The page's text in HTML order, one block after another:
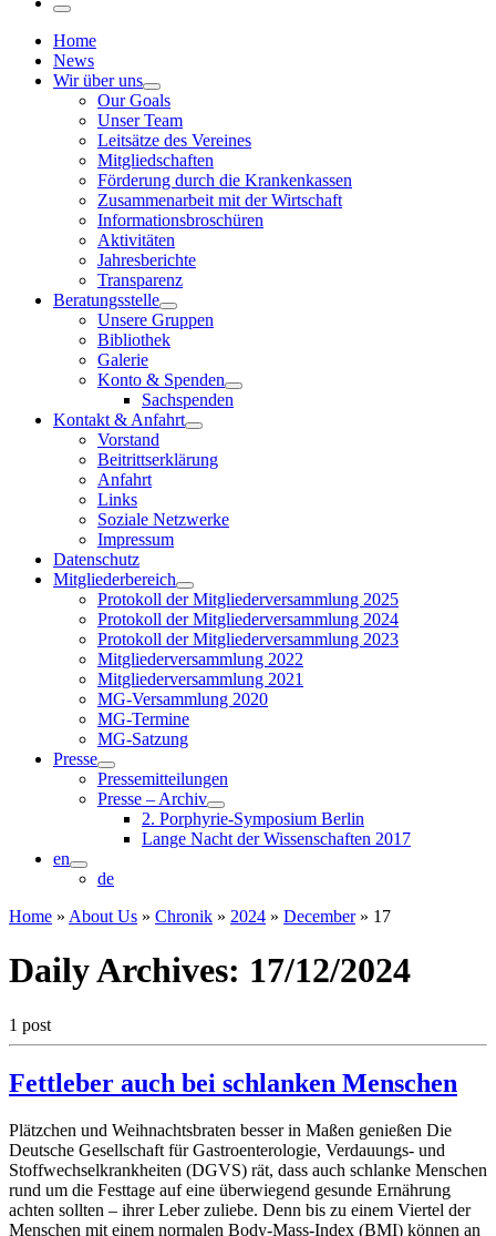
Menu
Home
News
Wir über uns
Our Goals
Unser Team
Leitsätze des Vereines
Mitgliedschaften
Förderung durch die Krankenkassen
Zusammenarbeit mit der Wirtschaft
Informationsbroschüren
Aktivitäten
Jahresberichte
Transparenz
Beratungsstelle
Unsere Gruppen
Bibliothek
Galerie
Konto & Spenden
Sachspenden
Kontakt & Anfahrt
Vorstand
Beitrittserklärung
Anfahrt
Links
Soziale Netzwerke
Impressum
Datenschutz
Mitgliederbereich
Protokoll der Mitgliederversammlung 2025
Protokoll der Mitgliederversammlung 2024
Protokoll der Mitgliederversammlung 2023
Mitgliederversammlung 2022
Mitgliederversammlung 2021
MG-Versammlung 2020
MG-Termine
MG-Satzung
Presse
Pressemitteilungen
Presse – Archiv
2. Porphyrie-Symposium Berlin
Lange Nacht der Wissenschaften 2017
en
de
Home » About Us » Chronik » 2024 » December » 17
Daily Archives: 17/12/2024
1 post
Fettleber auch bei schlanken Menschen
Plätzchen und Weihnachtsbraten besser in Maßen genießen Die
Deutsche Gesellschaft für Gastroenterologie, Verdauungs- und
Stoffwechselkrankheiten (DGVS) rät, dass auch schlanke Menschen
rund um die Festtage auf eine überwiegend gesunde Ernährung
achten sollten – ihrer Leber zuliebe. Denn bis zu einem Viertel der
Menschen mit einem normalen Body-Mass-Index (BMI) können an